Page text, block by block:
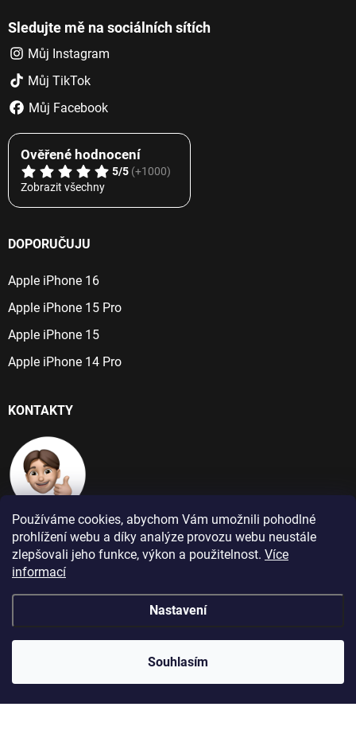
Používáme cookies, abychom Vám umožnili pohodlné
prohlížení webu a díky analýze provozu webu neustále
zlepšovali jeho funkce, výkon a použitelnost. Více
informací
Nastavení
Souhlasím
Sledujte mě na sociálních sítích
Můj Instagram
Můj TikTok
Můj Facebook
Ověřené hodnocení
5/5 (+1000)
Zobrazit všechny
DOPORUČUJU
Apple iPhone 16
Apple iPhone 15 Pro
Apple iPhone 15
Apple iPhone 14 Pro
KONTAKTY
+420 724 266 384
Po-Pá: 9:00 - 16:00
info@jablecnyhonza.cz
Copyright 2026Jablečný Honza. Všechna práva vyhrazena.Upravit